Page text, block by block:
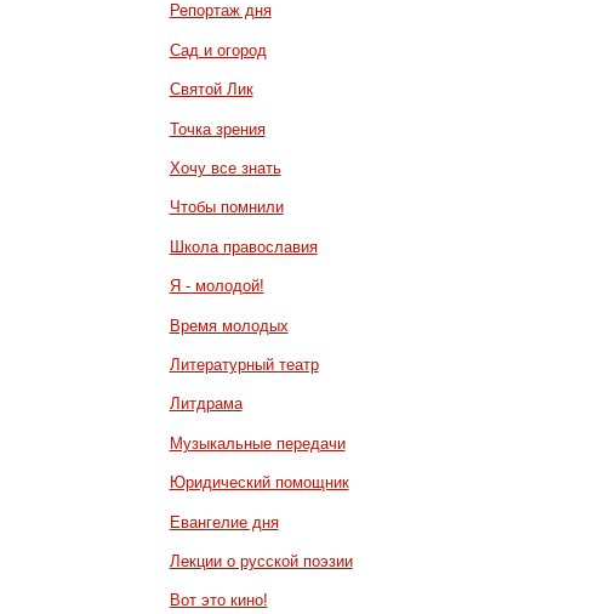
Репортаж дня
Сад и огород
Святой Лик
Точка зрения
Хочу все знать
Чтобы помнили
Школа православия
Я - молодой!
Время молодых
Литературный театр
Литдрама
Музыкальные передачи
Юридический помощник
Евангелие дня
Лекции о русской поэзии
Вот это кино!